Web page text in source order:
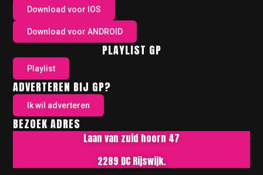
Download voor IOS
Download voor ANDROID
PLAYLIST GP
Playlist
ADVERTEREN BIJ GP?
Ik wil adverteren
BEZOEK ADRES
Laan van zuid hoorn 47
2289 DC Rijswijk.